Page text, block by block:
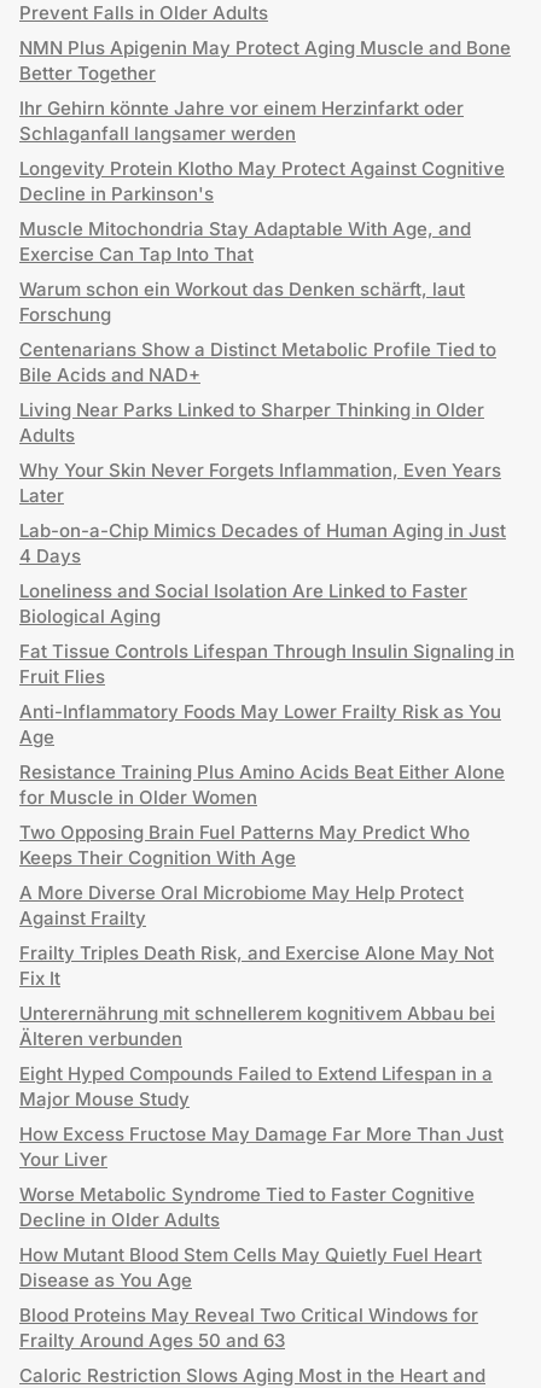
Prevent Falls in Older Adults
NMN Plus Apigenin May Protect Aging Muscle and Bone
Better Together
Ihr Gehirn könnte Jahre vor einem Herzinfarkt oder
Schlaganfall langsamer werden
Longevity Protein Klotho May Protect Against Cognitive
Decline in Parkinson's
Muscle Mitochondria Stay Adaptable With Age, and
Exercise Can Tap Into That
Warum schon ein Workout das Denken schärft, laut
Forschung
Centenarians Show a Distinct Metabolic Profile Tied to
Bile Acids and NAD+
Living Near Parks Linked to Sharper Thinking in Older
Adults
Why Your Skin Never Forgets Inflammation, Even Years
Later
Lab-on-a-Chip Mimics Decades of Human Aging in Just
4 Days
Loneliness and Social Isolation Are Linked to Faster
Biological Aging
Fat Tissue Controls Lifespan Through Insulin Signaling in
Fruit Flies
Anti-Inflammatory Foods May Lower Frailty Risk as You
Age
Resistance Training Plus Amino Acids Beat Either Alone
for Muscle in Older Women
Two Opposing Brain Fuel Patterns May Predict Who
Keeps Their Cognition With Age
A More Diverse Oral Microbiome May Help Protect
Against Frailty
Frailty Triples Death Risk, and Exercise Alone May Not
Fix It
Unterernährung mit schnellerem kognitivem Abbau bei
Älteren verbunden
Eight Hyped Compounds Failed to Extend Lifespan in a
Major Mouse Study
How Excess Fructose May Damage Far More Than Just
Your Liver
Worse Metabolic Syndrome Tied to Faster Cognitive
Decline in Older Adults
How Mutant Blood Stem Cells May Quietly Fuel Heart
Disease as You Age
Blood Proteins May Reveal Two Critical Windows for
Frailty Around Ages 50 and 63
Caloric Restriction Slows Aging Most in the Heart and